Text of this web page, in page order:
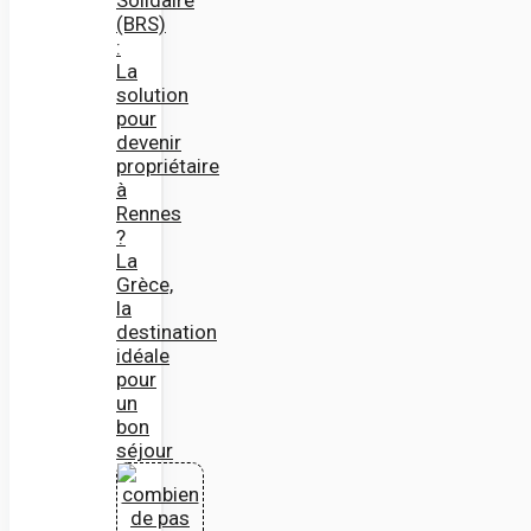
(BRS)
:
La
solution
pour
devenir
propriétaire
à
Rennes
?
La
Grèce,
la
destination
idéale
pour
un
bon
séjour